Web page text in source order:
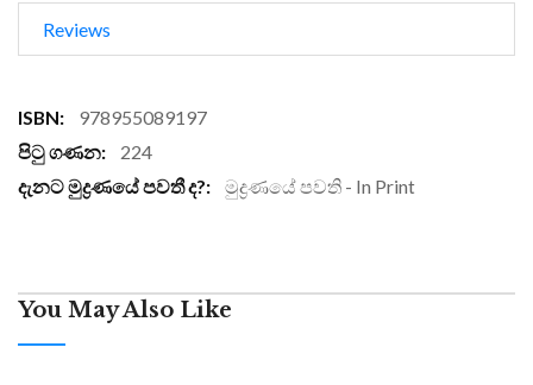
Reviews
More
Information
978955089197
224
මුද්‍රණයේ පවති - In Print
You May Also Like